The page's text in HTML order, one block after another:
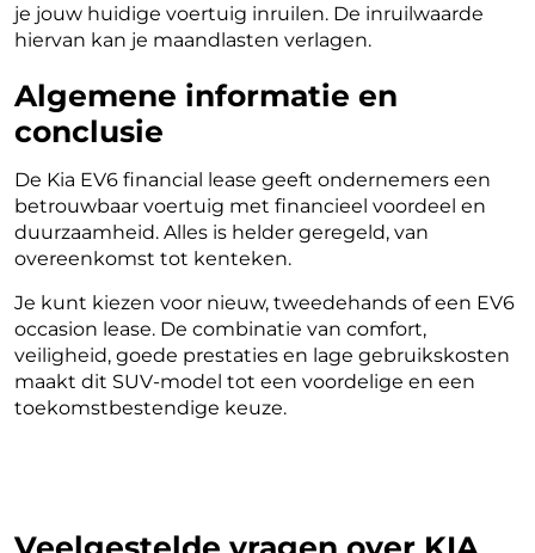
je jouw huidige voertuig inruilen. De inruilwaarde
hiervan kan je maandlasten verlagen.
Algemene informatie en
conclusie
De Kia EV6 financial lease geeft ondernemers een
betrouwbaar voertuig met financieel voordeel en
duurzaamheid. Alles is helder geregeld, van
overeenkomst tot kenteken.
Je kunt kiezen voor nieuw, tweedehands of een EV6
occasion lease. De combinatie van comfort,
veiligheid, goede prestaties en lage gebruikskosten
maakt dit SUV-model tot een voordelige en een
toekomstbestendige keuze.